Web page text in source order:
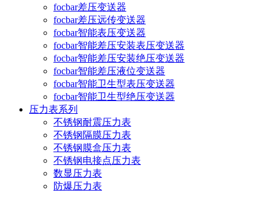
focbar差压变送器
focbar差压远传变送器
focbar智能表压变送器
focbar智能差压安装表压变送器
focbar智能差压安装绝压变送器
focbar智能差压液位变送器
focbar智能卫生型表压变送器
focbar智能卫生型绝压变送器
压力表系列
不锈钢耐震压力表
不锈钢隔膜压力表
不锈钢膜盒压力表
不锈钢电接点压力表
数显压力表
防爆压力表